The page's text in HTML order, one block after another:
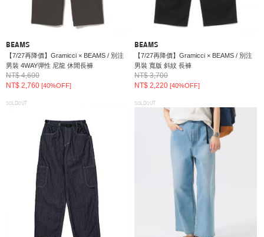
BEAMS
【7/27再降價】Gramicci × BEAMS / 別注
男裝 4WAY彈性 尼龍 休閒長褲
NT$ 4,600
NT$ 2,760 [40%OFF]
BEAMS
【7/27再降價】Gramicci × BEAMS / 別注
男裝 寬版 斜紋 長褲
NT$ 3,700
NT$ 2,220[40%OFF]
SOLDOUT SOLDOUT